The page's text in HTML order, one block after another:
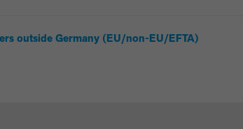
outside Germany (EU/non-EU/EFTA)